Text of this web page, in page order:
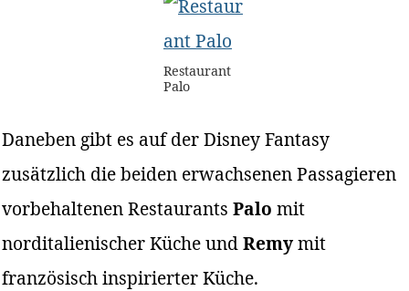
Restaurant
Palo
Daneben gibt es auf der Disney Fantasy
zusätzlich die beiden erwachsenen Passagieren
vorbehaltenen RestaurantsPalo mit
norditalienischer Küche undRemymit
französisch inspirierter Küche.